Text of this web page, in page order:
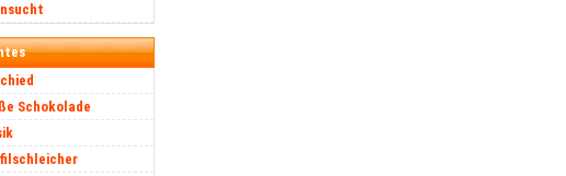
Schokolade